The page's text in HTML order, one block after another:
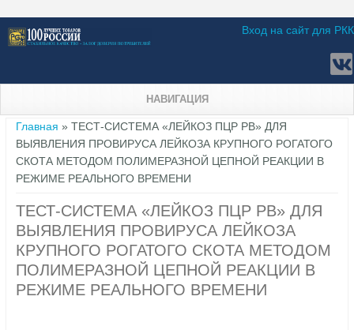
Вход на сайт для РКК
НАВИГАЦИЯ
Вы здесь
Главная » ТЕСТ-СИСТЕМА «ЛЕЙКОЗ ПЦР РВ» ДЛЯ
ВЫЯВЛЕНИЯ ПРОВИРУСА ЛЕЙКОЗА КРУПНОГО РОГАТОГО
СКОТА МЕТОДОМ ПОЛИМЕРАЗНОЙ ЦЕПНОЙ РЕАКЦИИ В
РЕЖИМЕ РЕАЛЬНОГО ВРЕМЕНИ
ТЕСТ-СИСТЕМА «ЛЕЙКОЗ ПЦР РВ» ДЛЯ
ВЫЯВЛЕНИЯ ПРОВИРУСА ЛЕЙКОЗА
КРУПНОГО РОГАТОГО СКОТА МЕТОДОМ
ПОЛИМЕРАЗНОЙ ЦЕПНОЙ РЕАКЦИИ В
РЕЖИМЕ РЕАЛЬНОГО ВРЕМЕНИ